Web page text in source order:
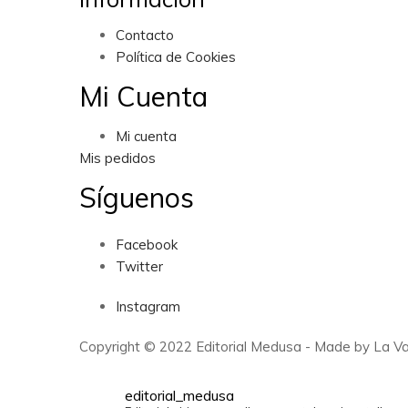
Contacto
Política de Cookies
Mi Cuenta
Mi cuenta
Mis pedidos
Síguenos
Facebook
Twitter
Instagram
Copyright © 2022 Editorial Medusa - Made by La
editorial_medusa